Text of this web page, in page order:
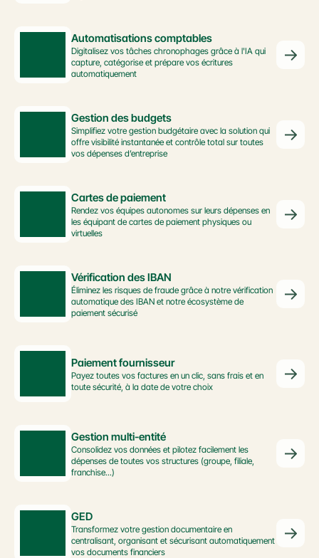
Automatisations comptables
Digitalisez vos tâches chronophages grâce à l'IA qui
capture, catégorise et prépare vos écritures
automatiquement
Gestion des budgets
Simplifiez votre gestion budgétaire avec la solution qui
offre visibilité instantanée et contrôle total sur toutes
vos dépenses d’entreprise
Cartes de paiement
Rendez vos équipes autonomes sur leurs dépenses en
les équipant de cartes de paiement physiques ou
virtuelles
Vérification des IBAN
Éliminez les risques de fraude grâce à notre vérification
automatique des IBAN et notre écosystème de
paiement sécurisé
Paiement fournisseur
Payez toutes vos factures en un clic, sans frais et en
toute sécurité, à la date de votre choix
Gestion multi-entité
Consolidez vos données et pilotez facilement les
dépenses de toutes vos structures (groupe, filiale,
franchise...)
GED
Transformez votre gestion documentaire en
centralisant, organisant et sécurisant automatiquement
vos documents financiers